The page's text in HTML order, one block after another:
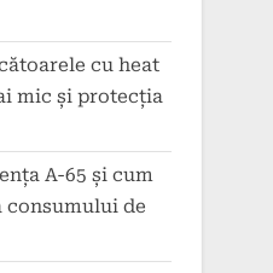
cu heat
mic și protecția
A-65 și cum
consumului de